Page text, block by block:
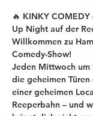
🔥 KINKY
Up Night auf der
Willkommen zu
Comedy-Show!
Jeden Mittwoch um
die geheimen Türen
einer geheimen
Reeperbahn – und